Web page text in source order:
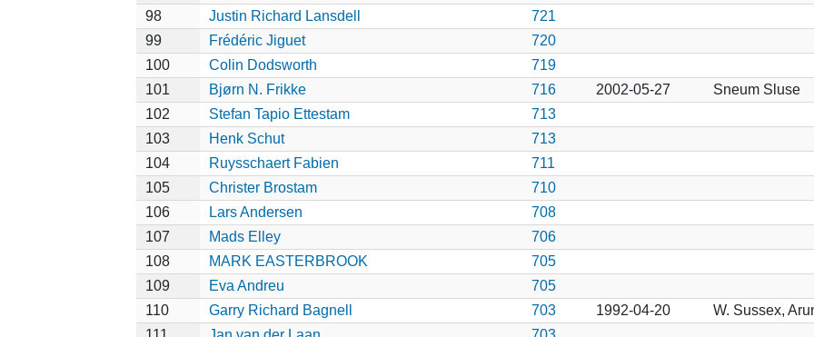
98
Justin Richard Lansdell
721
99
Frédéric Jiguet
720
100
Colin Dodsworth
719
101
Bjørn N. Frikke 716 2002-05-27
Sneum Sluse
102
Stefan Tapio Ettestam
713
103
Henk Schut
713
104
Ruysschaert Fabien
711
105
Christer Brostam
710
106
Lars Andersen
708
107
Mads Elley
706
108
MARK EASTERBROOK
705
109
Eva Andreu
705
110
Garry Richard Bagnell 703 1992-04-20
W. Sussex,